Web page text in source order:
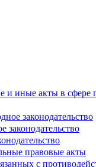
и иные акты в сфере
законодательство
законодательство
правовые акты
с